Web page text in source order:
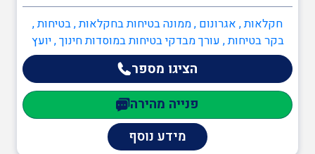
ענף הבנייה
תעבורה
יועצים משפטיים
חקלאות , אגרונום , ממונה בטיחות בחקלאות , בטיחות ,
בקר בטיחות , עורך מבדקי בטיחות במוסדות חינוך , יועץ
חומרים מסוכנים (חומ"ס) , יועץ בטיחות בעבודה , יועץ ISO
45001 , יועץ ISO 9001 , מדריך עבודה בגובה , ממונה
בטיחות בבניה , ממונה בטיחות בעבודה , ממונה בטיחות אש
, הגנת הסביבה , יועץ חומ"ס (חומרים מסוכנים) , יועץ הגנת
הסביבה , יועץ ISO 14001
הציגו מספר
פנייה מהירה
מידע נוסף